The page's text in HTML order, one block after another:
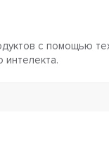
с помощью
интелекта.